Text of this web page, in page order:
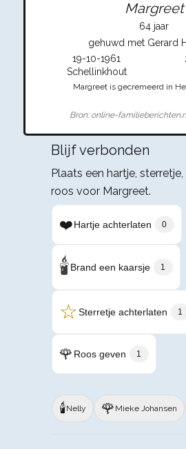
Margreet
64 jaar
gehuwd met Gerard
19-10-1961
Schellinkhout
Margreet is gecremeerd in
Bron: online-
Blijf verbonden
Plaats een hartje,
roos voor Margreet.
❤️Hartje achterlaten 0
🕯️Brand een kaarsje 1
☆Sterretje achterlaten 1
🌹 Roos geven 1
🕯️Nelly 🌹 Mieke Johansen